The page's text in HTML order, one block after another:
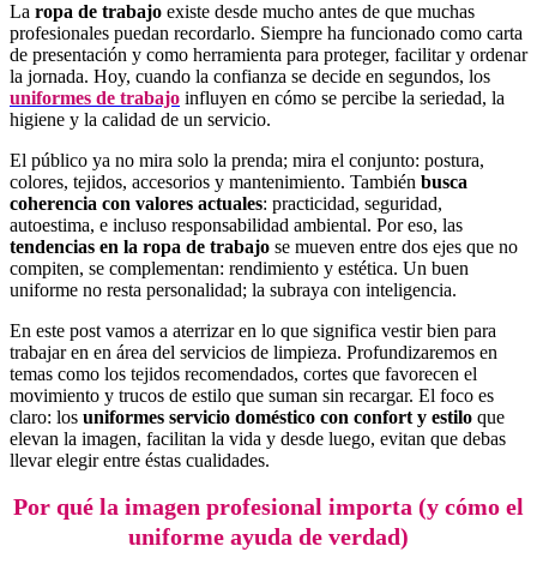
La ropa de trabajo existe desde mucho antes de que muchas
profesionales puedan recordarlo. Siempre ha funcionado como carta
de presentación y como herramienta para proteger, facilitar y ordenar
la jornada. Hoy, cuando la confianza se decide en segundos, los
uniformes de trabajo influyen en cómo se percibe la seriedad, la
higiene y la calidad de un servicio.
El público ya no mira solo la prenda; mira el conjunto: postura,
colores, tejidos, accesorios y mantenimiento. También busca
coherencia con valores actuales: practicidad, seguridad,
autoestima, e incluso responsabilidad ambiental. Por eso, las
tendencias en la ropa de trabajo se mueven entre dos ejes que no
compiten, se complementan: rendimiento y estética. Un buen
uniforme no resta personalidad; la subraya con inteligencia.
En este post vamos a aterrizar en lo que significa vestir bien para
trabajar en en área del servicios de limpieza. Profundizaremos en
temas como los tejidos recomendados, cortes que favorecen el
movimiento y trucos de estilo que suman sin recargar. El foco es
claro: los uniformes servicio doméstico con confort y estilo que
elevan la imagen, facilitan la vida y desde luego, evitan que debas
llevar elegir entre éstas cualidades.
Por qué la imagen profesional importa (y cómo el
uniforme ayuda de verdad)